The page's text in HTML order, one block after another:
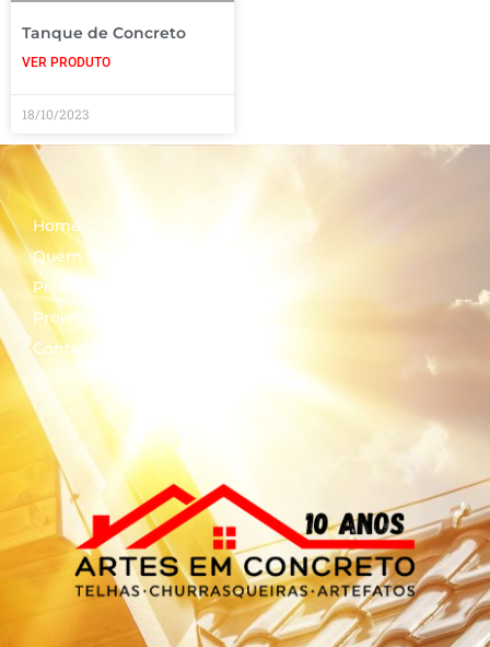
Tanque de Concreto
VER PRODUTO
18/10/2023
Home
Quem Somos
Produtos
Projetos
Contato